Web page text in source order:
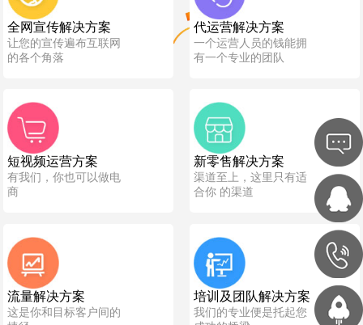
全网宣传解决方案
让您的宣传遍布互联网
的各个角落
代运营解决方案
一个运营人员的钱能拥
有一个专业的团队
短视频运营方案
有我们，你也可以做电
商
新零售解决方案
渠道至上，这里只有适
合你 的渠道
流量解决方案
这是你和目标客户间的
培训及团队解决方案
我们的专业便是托起您